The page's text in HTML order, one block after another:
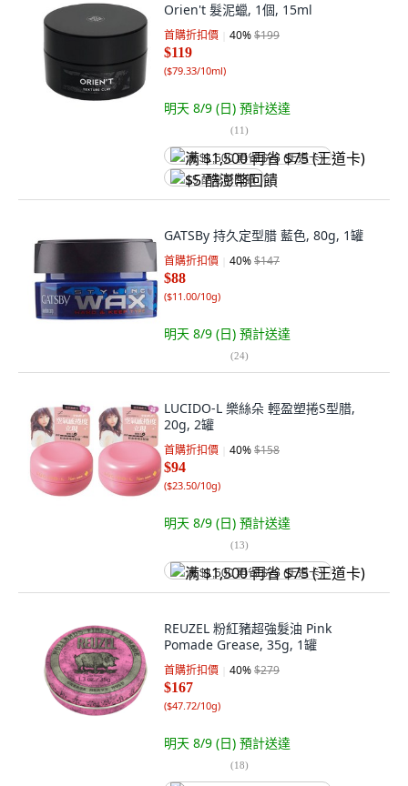
Orien't 髮泥蠟, 1個, 15ml
首購折扣價 40%$199
$119
($79.33/10ml)
明天 8/9 (日) 預計送達
(11)
满 $1,500 再省 $75 (王道卡)
$5 酷澎幣回饋
GATSBy 持久定型腊 藍色, 80g, 1罐
首購折扣價 40%$147
$88
($11.00/10g)
明天 8/9 (日) 預計送達
(24)
LUCIDO-L 樂絲朵 輕盈塑捲S型腊,
20g, 2罐
首購折扣價 40%$158
$94
($23.50/10g)
明天 8/9 (日) 預計送達
(13)
满 $1,500 再省 $75 (王道卡)
REUZEL 粉紅豬超強髮油 Pink
Pomade Grease, 35g, 1罐
首購折扣價 40%$279
$167
($47.72/10g)
明天 8/9 (日) 預計送達
(18)